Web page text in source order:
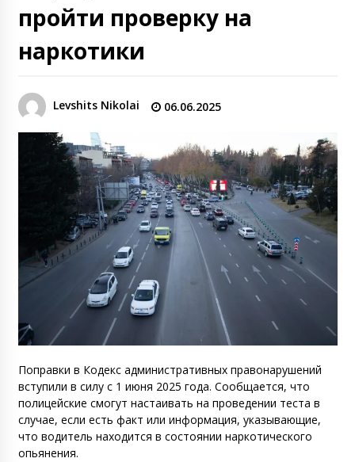
пройти проверку на
наркотики
Levshits Nikolai 06.06.2025
Поправки в Кодекс административных правонарушений
вступили в силу с 1 июня 2025 года. Сообщается, что
полицейские смогут настаивать на проведении теста в
случае, если есть факт или информация, указывающие,
что водитель находится в состоянии наркотического
опьянения.